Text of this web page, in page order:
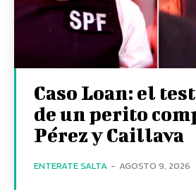
Caso Loan: el
de un perito
Pérez y Caillava
ENTERATE SALTA - AGOSTO 9, 2026